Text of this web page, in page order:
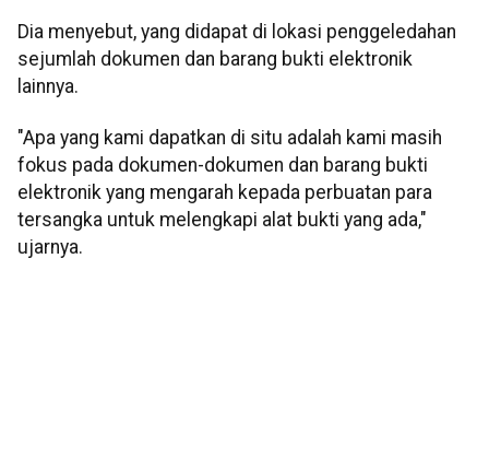
Dia menyebut, yang didapat di lokasi penggeledahan
sejumlah dokumen dan barang bukti elektronik
lainnya.
"Apa yang kami dapatkan di situ adalah kami masih
fokus pada dokumen-dokumen dan barang bukti
elektronik yang mengarah kepada perbuatan para
tersangka untuk melengkapi alat bukti yang ada,"
ujarnya.